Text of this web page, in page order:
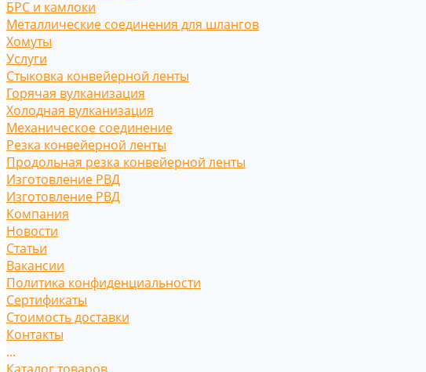
БРС и камлоки
Металлические соединения для шлангов
Хомуты
Услуги
Стыковка конвейерной ленты
Горячая вулканизация
Холодная вулканизация
Механическое соединение
Резка конвейерной ленты
Продольная резка конвейерной ленты
Изготовление РВД
Изготовление РВД
Компания
Новости
Статьи
Вакансии
Политика конфиденциальности
Сертификаты
Стоимость доставки
Контакты
...